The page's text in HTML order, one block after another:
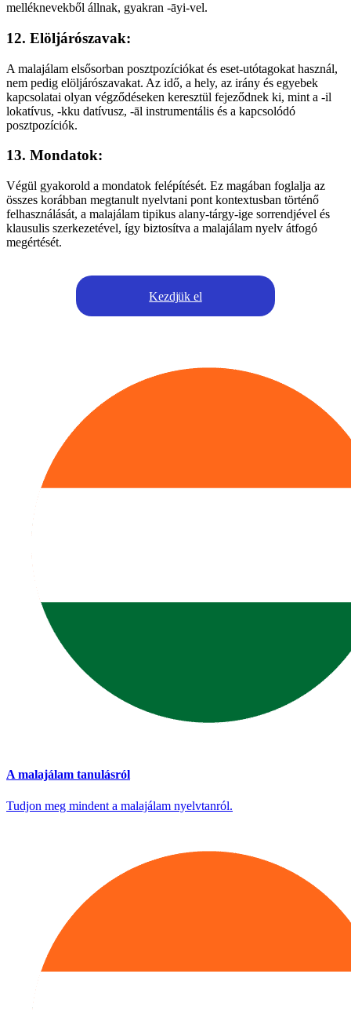
melléknevekből állnak, gyakran -āyi-vel.
12. Elöljárószavak:
A malajálam elsősorban posztpozíciókat és eset-utótagokat használ,
nem pedig elöljárószavakat. Az idő, a hely, az irány és egyebek
kapcsolatai olyan végződéseken keresztül fejeződnek ki, mint a -il
lokatívus, -kku datívusz, -āl instrumentális és a kapcsolódó
posztpozíciók.
13. Mondatok:
Végül gyakorold a mondatok felépítését. Ez magában foglalja az
összes korábban megtanult nyelvtani pont kontextusban történő
felhasználását, a malajálam tipikus alany-tárgy-ige sorrendjével és
klausulis szerkezetével, így biztosítva a malajálam nyelv átfogó
megértését.
Kezdjük el
A malajálam tanulásról
Tudjon meg mindent a malajálam nyelvtanról.